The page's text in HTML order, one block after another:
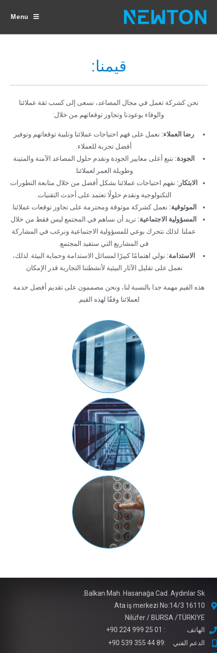
Menu
قيمنا:
نحن كشركة تعمل في مجال المصاعد، نسعى إلى كسب ثقة عملائنا
والوفاء بوعودنا وتجاوز توقعاتهم من خلال:
رضا العملاء: نعمل على فهم احتياجات عملائنا وتلبية توقعاتهم وتوفير
أفضل تجربة للعملاء.
الجودة: نتبع أعلى معايير الجودة ونقدم حلول المصاعد الآمنة والمتينة
وطويلة العمر لعملائنا.
الابتكار: نفهم احتياجات عملائنا بشكل أفضل من خلال متابعة التطورات
التكنولوجية ونقدم حلولًا تعتمد على أحدث التقنيات.
الموثوقية: نعمل كشركة موثوقة ومحترمة على تجاوز توقعات عملائنا.
المسؤولية الاجتماعية: نريد أن نساهم في المجتمع ليس فقط من خلال
عملنا. لذلك نتحرك بوعي للمسؤولية الاجتماعية ونرغب في المشاركة
في المشاريع التي ستفيد المجتمع.
الاستدامة: نولي اهتمامًا كبيرًا لمسائل الاستدامة وحماية البيئة. لذلك،
نعمل على تقليل الآثار البيئية لأنشطتنا التجارية قدر الإمكان.
هذه القيم مهمة جدا بالنسبة لنا، ونحن مصممون على تقديم أفضل خدمة
لعملائنا وفقًا لهذه القيم.
Balkan Mah. Hasanağa Cad. Aydınlar Sk.
Ata iş merkezi No:14/3 16110
Nilüfer / BURSA /TÜRKİYE
الهاتف : 01 25 999 224 90+
الدعم الفني :89 44 355 539 90+